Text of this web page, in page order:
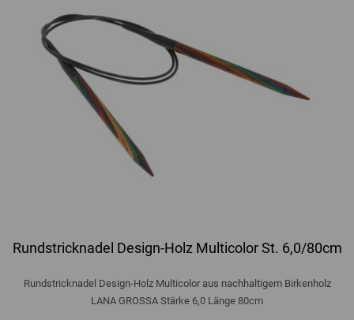
Rundstricknadel Design-Holz Multicolor St. 6,0/80cm
Rundstricknadel Design-Holz Multicolor aus nachhaltigem Birkenholz
LANA GROSSA Stärke 6,0 Länge 80cm